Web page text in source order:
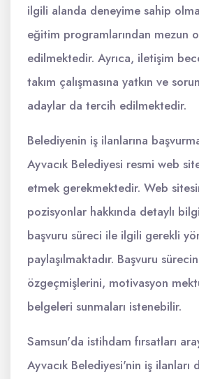
ilgili alanda deneyime sahip
eğitim programlarından mezun
edilmektedir. Ayrıca, iletişim
takım çalışmasına yatkın ve
adaylar da tercih edilmektedir.
Belediyenin iş ilanlarına
Ayvacık Belediyesi resmi web
etmek gerekmektedir. Web
pozisyonlar hakkında detaylı
başvuru süreci ile ilgili gerekli
paylaşılmaktadır. Başvuru
özgeçmişlerini, motivasyon
belgeleri sunmaları istenebilir.
Samsun'da istihdam fırsatları
Ayvacık Belediyesi'nin iş ilanları